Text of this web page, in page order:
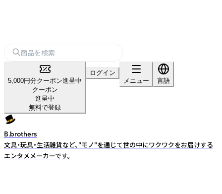
5,000円分クーポン進呈中
クーポン
進呈中
無料で登録
ログイン
メニュー
言語
B.brothers
文具・玩具・生活雑貨など、”モノ”を通じて世の中にワクワクをお届けする
エンタメメーカーです。